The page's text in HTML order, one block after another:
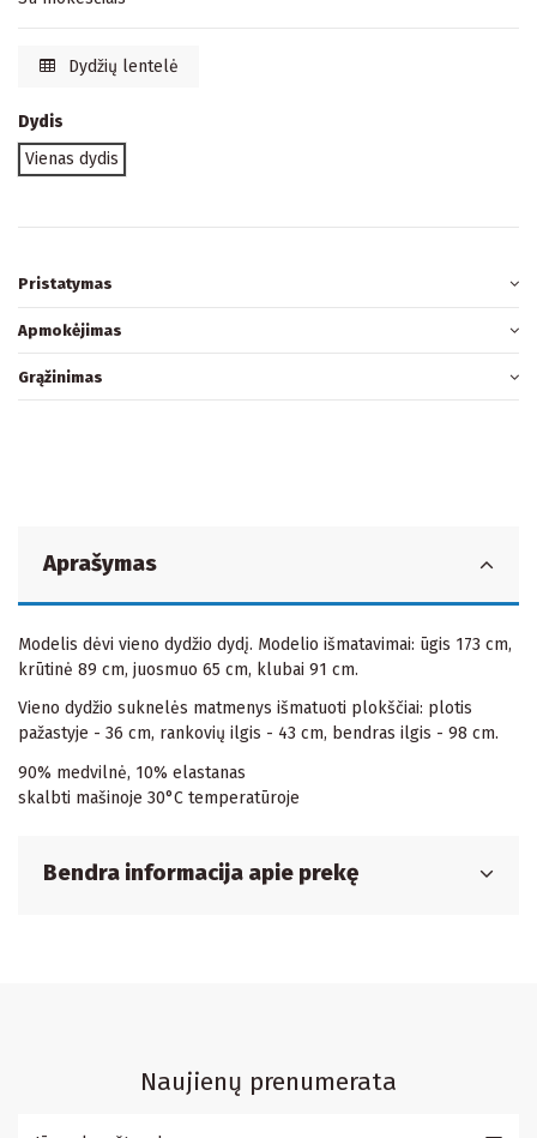
Dydžių lentelė
Dydis
Vienas dydis
Pristatymas
Apmokėjimas
Grąžinimas
Aprašymas
Modelis dėvi vieno dydžio dydį. Modelio išmatavimai: ūgis 173 cm,
krūtinė 89 cm, juosmuo 65 cm, klubai 91 cm.
Vieno dydžio suknelės matmenys išmatuoti plokščiai: plotis
pažastyje - 36 cm, rankovių ilgis - 43 cm, bendras ilgis - 98 cm.
90% medvilnė, 10% elastanas
skalbti mašinoje 30°C temperatūroje
Bendra informacija apie prekę
Naujienų prenumerata